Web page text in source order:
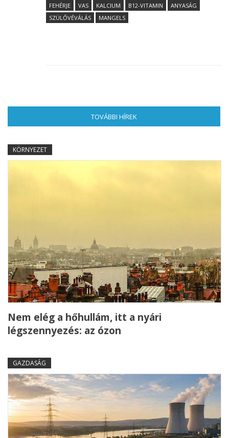
FEHÉRJE
VAS KALCIUM B12-VITAMIN
ANYASÁG
SZÜLŐVÉVÁLÁS
MANGELS
TOVÁBBI HÍREK
KÖRNYEZET
Nem elég a hőhullám, itt a nyári
légszennyezés: az ózon
GAZDASÁG